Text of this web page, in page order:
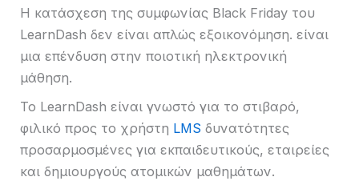
Η κατάσχεση της συμφωνίας Black Friday του
LearnDash δεν είναι απλώς εξοικονόμηση. είναι
μια επένδυση στην ποιοτική ηλεκτρονική
μάθηση.
Το LearnDash είναι γνωστό για το στιβαρό,
φιλικό προς το χρήστη LMS δυνατότητες
προσαρμοσμένες για εκπαιδευτικούς, εταιρείες
και δημιουργούς ατομικών μαθημάτων.